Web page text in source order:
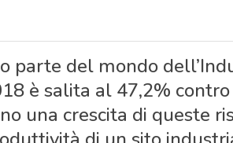
parte del mondo
è salita al 47,2%
una crescita di queste